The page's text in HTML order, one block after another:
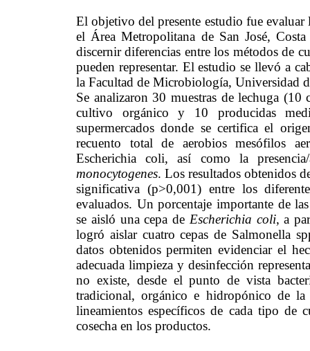
El objetivo del presente estudio fue evaluar
el Área Metropolitana de San José,
discernir diferencias entre los métodos de
pueden representar. El estudio se llevó a
la Facultad de Microbiología, Universidad
Se analizaron 30 muestras de lechuga
cultivo orgánico y 10 producidas
supermercados donde se certifica el
recuento total de aerobios mesófilos
Escherichia coli, así como la
monocytogenes. Los resultados obtenidos
significativa (p>0,001) entre los
evaluados. Un porcentaje importante de
se aisló una cepa de Escherichia coli, a
logró aislar cuatro cepas de Salmonella
datos obtenidos permiten evidenciar el
adecuada limpieza y desinfección
no existe, desde el punto de vista
tradicional, orgánico e hidropónico de
lineamientos específicos de cada tipo
cosecha en los productos.